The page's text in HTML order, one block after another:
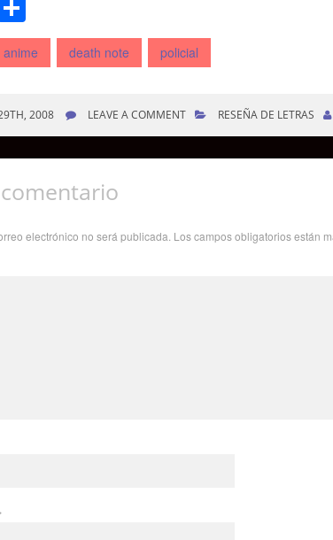
anime death note policial
2008 LEAVE A COMMENT RESEÑA DE LETRAS
electrónico no será publicada. Los campos obligatorios están